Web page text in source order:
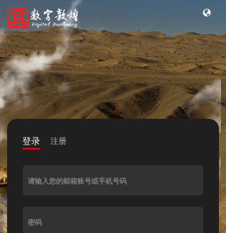
登录 注册
请输入您的邮箱账号或手机号码
密码